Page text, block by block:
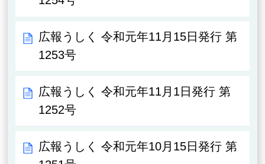
広報うしく 令和元年11月15日発行 第
1253号
広報うしく 令和元年11月1日発行 第
1252号
広報うしく 令和元年10月15日発行 第